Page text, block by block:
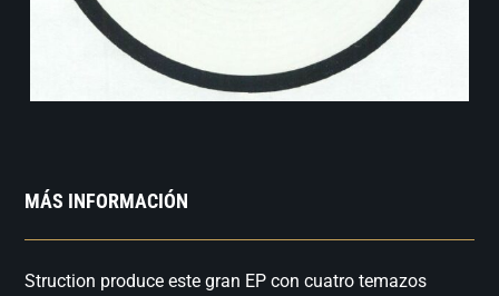
MÁS INFORMACIÓN
Struction produce este gran EP con cuatro temazos